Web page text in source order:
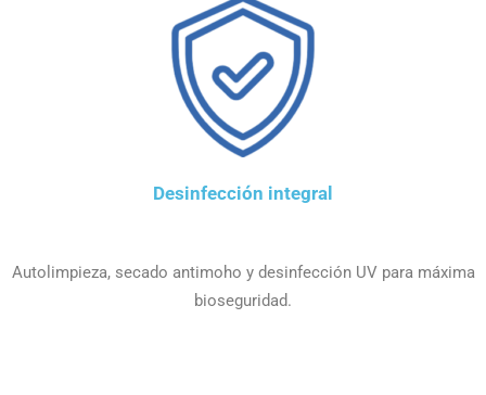
Desinfección integral
Autolimpieza, secado antimoho y desinfección UV para máxima
bioseguridad.